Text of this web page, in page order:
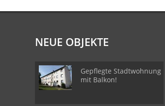
NEUE OBJEKTE
Gepflegte Stadtwohnung
mit Balkon!